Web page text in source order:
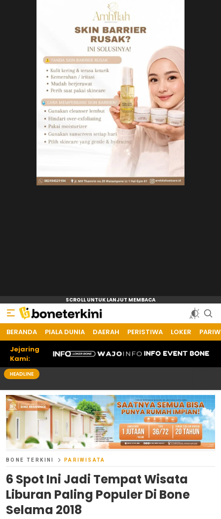
BERANDA PIALA DUNIA DAERAH PERISTIWA LOKER
Jejaring
Kami:
HEADLINE
BONE TERKINI PARIWISATA
6 Spot Ini Jadi Tempat Wisata
Liburan Paling Populer Di Bone
Selama 2018